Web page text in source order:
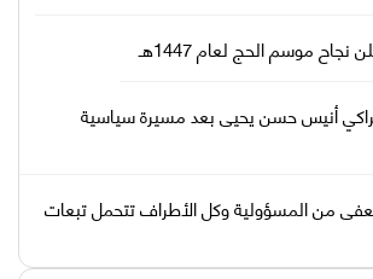
موسم الحج لعام 1447هـ
أنيس حسن يحيى بعد مسيرة سياسية
من المسؤولية وكل الأطراف تتحمل تبعات